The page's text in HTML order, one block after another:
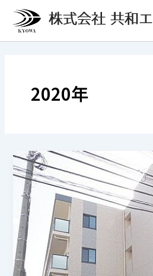
2020年